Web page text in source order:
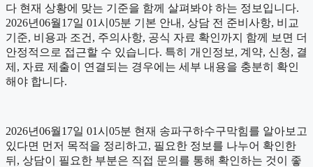
다 현재 상황에 맞는 기준을 함께 살펴봐야 하는 정보입니다.
2026년06월17일 01시05분 기본 안내, 상담 전 준비사항, 비교
기준, 비용과 조건, 주의사항, 공식 자료 확인까지 함께 보면 더
안정적으로 접근할 수 있습니다. 특히 개인정보, 계약, 신청, 결
제, 자료 제출이 연결되는 경우에는 세부 내용을 충분히 확인
해야 합니다.
2026년06월17일 01시05분 현재 송파구하수구막힘를 알아보고
있다면 먼저 목적을 정리하고, 필요한 정보를 나누어 확인한
뒤, 상담이 필요한 부분은 직접 문의를 통해 확인하는 것이 좋